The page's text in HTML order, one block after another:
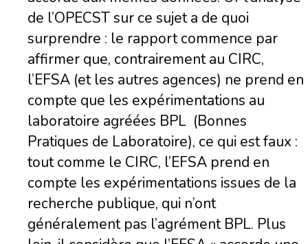
de l’OPECST sur ce sujet a de quoi
surprendre : le rapport commence par
affirmer que, contrairement au CIRC,
l’EFSA (et les autres agences) ne prend en
compte que les expérimentations au
laboratoire agréées BPL (Bonnes
Pratiques de Laboratoire), ce qui est faux :
tout comme le CIRC, l’EFSA prend en
compte les expérimentations issues de la
recherche publique, qui n’ont
généralement pas l’agrément BPL. Plus